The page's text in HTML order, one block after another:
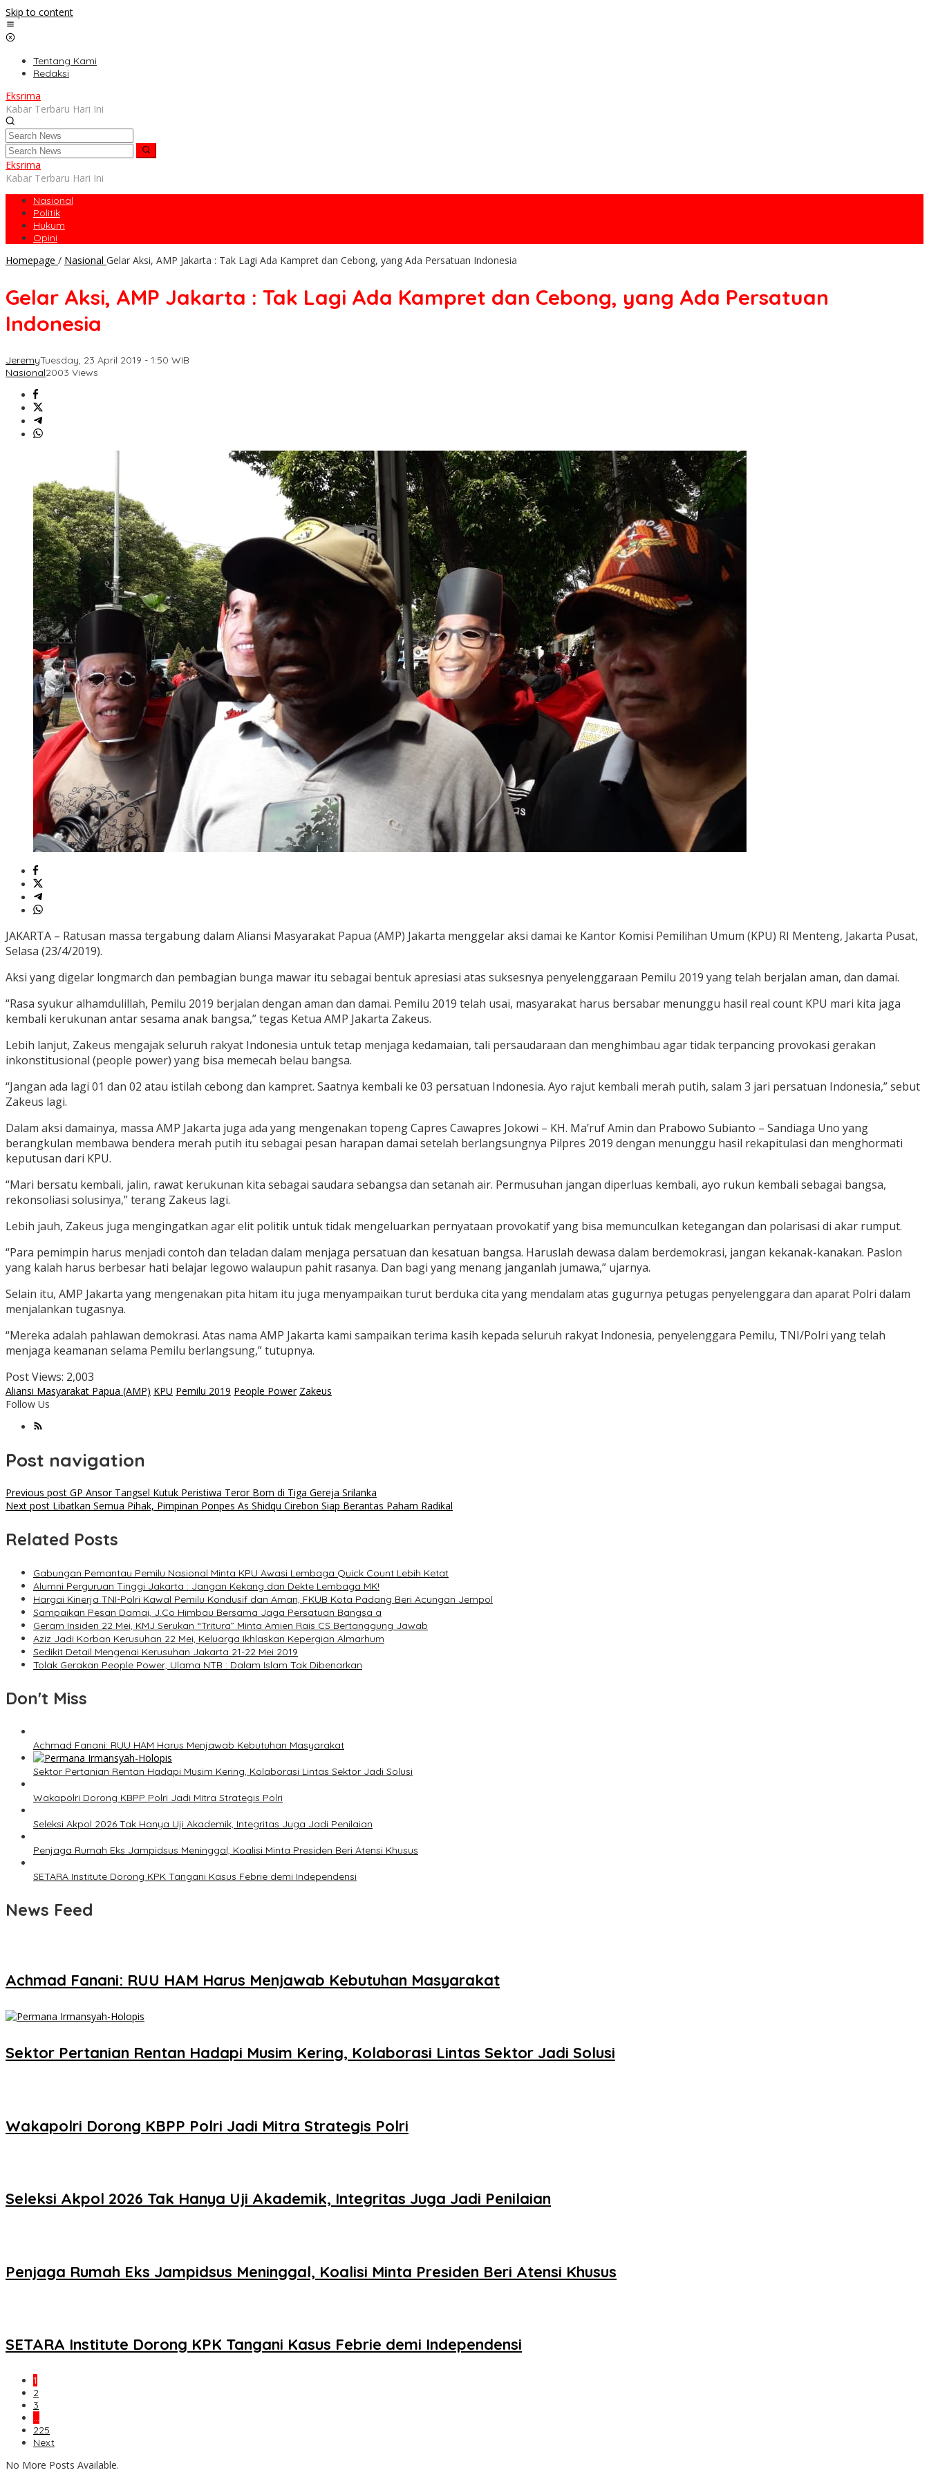
Skip to content
Tentang Kami
Redaksi
Eksrima
Kabar Terbaru Hari Ini
Eksrima
Kabar Terbaru Hari Ini
Nasional
Politik
Hukum
Opini
Homepage / Nasional Gelar Aksi, AMP Jakarta : Tak Lagi Ada Kampret dan Cebong, yang Ada Persatuan Indonesia
Gelar Aksi, AMP Jakarta : Tak Lagi Ada Kampret dan Cebong, yang Ada Persatuan
Indonesia
JeremyTuesday, 23 April 2019 - 1:50 WIB
Nasional2003 Views
JAKARTA – Ratusan massa tergabung dalam Aliansi Masyarakat Papua (AMP) Jakarta menggelar aksi damai ke Kantor Komisi Pemilihan Umum (KPU) RI Menteng, Jakarta Pusat,
Selasa (23/4/2019).
Aksi yang digelar longmarch dan pembagian bunga mawar itu sebagai bentuk apresiasi atas suksesnya penyelenggaraan Pemilu 2019 yang telah berjalan aman, dan damai.
“Rasa syukur alhamdulillah, Pemilu 2019 berjalan dengan aman dan damai. Pemilu 2019 telah usai, masyarakat harus bersabar menunggu hasil real count KPU mari kita jaga
kembali kerukunan antar sesama anak bangsa,” tegas Ketua AMP Jakarta Zakeus.
Lebih lanjut, Zakeus mengajak seluruh rakyat Indonesia untuk tetap menjaga kedamaian, tali persaudaraan dan menghimbau agar tidak terpancing provokasi gerakan
inkonstitusional (people power) yang bisa memecah belau bangsa.
“Jangan ada lagi 01 dan 02 atau istilah cebong dan kampret. Saatnya kembali ke 03 persatuan Indonesia. Ayo rajut kembali merah putih, salam 3 jari persatuan Indonesia,” sebut
Zakeus lagi.
Dalam aksi damainya, massa AMP Jakarta juga ada yang mengenakan topeng Capres Cawapres Jokowi – KH. Ma’ruf Amin dan Prabowo Subianto – Sandiaga Uno yang
berangkulan membawa bendera merah putih itu sebagai pesan harapan damai setelah berlangsungnya Pilpres 2019 dengan menunggu hasil rekapitulasi dan menghormati
keputusan dari KPU.
“Mari bersatu kembali, jalin, rawat kerukunan kita sebagai saudara sebangsa dan setanah air. Permusuhan jangan diperluas kembali, ayo rukun kembali sebagai bangsa,
rekonsoliasi solusinya,” terang Zakeus lagi.
Lebih jauh, Zakeus juga mengingatkan agar elit politik untuk tidak mengeluarkan pernyataan provokatif yang bisa memunculkan ketegangan dan polarisasi di akar rumput.
“Para pemimpin harus menjadi contoh dan teladan dalam menjaga persatuan dan kesatuan bangsa. Haruslah dewasa dalam berdemokrasi, jangan kekanak-kanakan. Paslon
yang kalah harus berbesar hati belajar legowo walaupun pahit rasanya. Dan bagi yang menang janganlah jumawa,” ujarnya.
Selain itu, AMP Jakarta yang mengenakan pita hitam itu juga menyampaikan turut berduka cita yang mendalam atas gugurnya petugas penyelenggara dan aparat Polri dalam
menjalankan tugasnya.
“Mereka adalah pahlawan demokrasi. Atas nama AMP Jakarta kami sampaikan terima kasih kepada seluruh rakyat Indonesia, penyelenggara Pemilu, TNI/Polri yang telah
menjaga keamanan selama Pemilu berlangsung,” tutupnya.
Post Views: 2,003
Aliansi Masyarakat Papua (AMP) KPU Pemilu 2019 People Power Zakeus
Follow Us
Post navigation
Previous post GP Ansor Tangsel Kutuk Peristiwa Teror Bom di Tiga Gereja Srilanka
Next post Libatkan Semua Pihak, Pimpinan Ponpes As Shidqu Cirebon Siap Berantas Paham Radikal
Related Posts
Gabungan Pemantau Pemilu Nasional Minta KPU Awasi Lembaga Quick Count Lebih Ketat
Alumni Perguruan Tinggi Jakarta : Jangan Kekang dan Dekte Lembaga MK!
Hargai Kinerja TNI-Polri Kawal Pemilu Kondusif dan Aman, FKUB Kota Padang Beri Acungan Jempol
Sampaikan Pesan Damai, J.Co Himbau Bersama Jaga Persatuan Bangsa a
Geram Insiden 22 Mei, KMJ Serukan “Tritura” Minta Amien Rais CS Bertanggung Jawab
Aziz Jadi Korban Kerusuhan 22 Mei, Keluarga Ikhlaskan Kepergian Almarhum
Sedikit Detail Mengenai Kerusuhan Jakarta 21-22 Mei 2019
Tolak Gerakan People Power, Ulama NTB : Dalam Islam Tak Dibenarkan
Don't Miss
Achmad Fanani: RUU HAM Harus Menjawab Kebutuhan Masyarakat
Sektor Pertanian Rentan Hadapi Musim Kering, Kolaborasi Lintas Sektor Jadi Solusi
Wakapolri Dorong KBPP Polri Jadi Mitra Strategis Polri
Seleksi Akpol 2026 Tak Hanya Uji Akademik, Integritas Juga Jadi Penilaian
Penjaga Rumah Eks Jampidsus Meninggal, Koalisi Minta Presiden Beri Atensi Khusus
SETARA Institute Dorong KPK Tangani Kasus Febrie demi Independensi
News Feed
Achmad Fanani: RUU HAM Harus Menjawab Kebutuhan Masyarakat
Sektor Pertanian Rentan Hadapi Musim Kering, Kolaborasi Lintas Sektor Jadi Solusi
Wakapolri Dorong KBPP Polri Jadi Mitra Strategis Polri
Seleksi Akpol 2026 Tak Hanya Uji Akademik, Integritas Juga Jadi Penilaian
Penjaga Rumah Eks Jampidsus Meninggal, Koalisi Minta Presiden Beri Atensi Khusus
SETARA Institute Dorong KPK Tangani Kasus Febrie demi Independensi
1
2
3
…
225
Next
No More Posts Available.